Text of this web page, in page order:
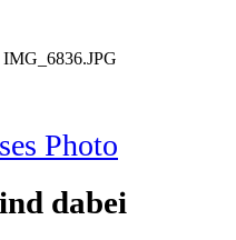
IMG_6836.JPG
Photo
dabei